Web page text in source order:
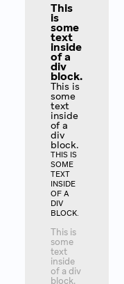
This
is
some
text
inside
of a
div
block.
This is
some
text
inside
of a
div
block.
THIS IS
SOME
TEXT
INSIDE
OF A
DIV
BLOCK.
This is
some
text
inside
of a div
block.